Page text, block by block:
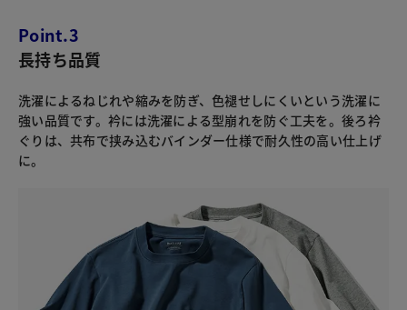
Point.3
長持ち品質
洗濯によるねじれや縮みを防ぎ、色褪せしにくいという洗濯に
強い品質です。衿には洗濯による型崩れを防ぐ工夫を。後ろ衿
ぐりは、共布で挟み込むバインダー仕様で耐久性の高い仕上げ
に。